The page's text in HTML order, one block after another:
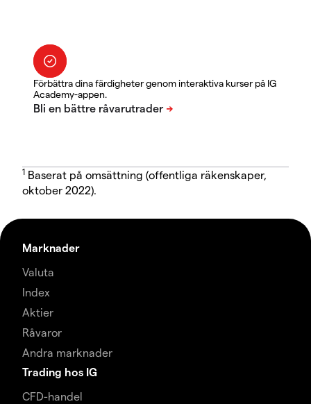
Förbättra dina färdigheter genom interaktiva kurser på IG
Academy-appen.
1 Baserat på omsättning (offentliga räkenskaper,
oktober 2022).
Marknader
Valuta
Index
Aktier
Råvaror
Andra marknader
Trading hos IG
CFD-handel